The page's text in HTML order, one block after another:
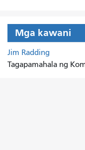
Mga kawani
Jim Radding
Tagapamahala ng